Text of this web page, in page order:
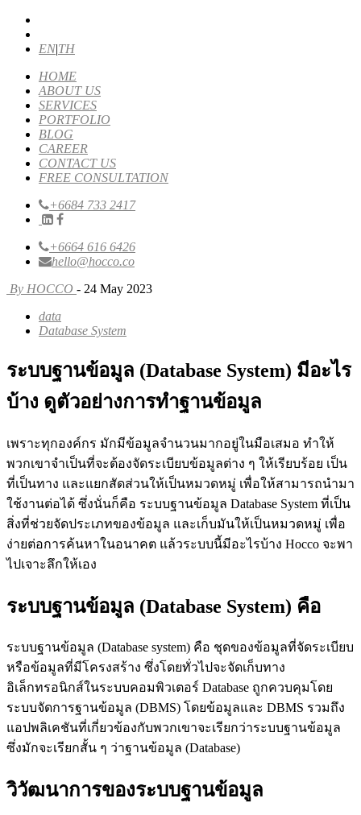
EN|TH
HOME
ABOUT US
SERVICES
PORTFOLIO
BLOG
CAREER
CONTACT US
FREE CONSULTATION
+6684 733 2417
+6664 616 6426
hello@hocco.co
By HOCCO - 24 May 2023
data
Database System
ระบบฐานข้อมูล (Database System) มีอะไร
บ้าง ดูตัวอย่างการทำฐานข้อมูล
เพราะทุกองค์กร มักมีข้อมูลจำนวนมากอยู่ในมือเสมอ ทำให้
พวกเขาจำเป็นที่จะต้องจัดระเบียบข้อมูลต่าง ๆ ให้เรียบร้อย เป็น
ที่เป็นทาง และแยกสัดส่วนให้เป็นหมวดหมู่ เพื่อให้สามารถนำมา
ใช้งานต่อได้ ซึ่งนั่นก็คือ ระบบฐานข้อมูล Database System ที่เป็น
สิ่งที่ช่วยจัดประเภทของข้อมูล และเก็บมันให้เป็นหมวดหมู่ เพื่อ
ง่ายต่อการค้นหาในอนาคต แล้วระบบนี้มีอะไรบ้าง Hocco จะพา
ไปเจาะลึกให้เอง
ระบบฐานข้อมูล (Database System) คือ
ระบบฐานข้อมูล (Database system) คือ ชุดของข้อมูลที่จัดระเบียบ
หรือข้อมูลที่มีโครงสร้าง ซึ่งโดยทั่วไปจะจัดเก็บทาง
อิเล็กทรอนิกส์ในระบบคอมพิวเตอร์ Database ถูกควบคุมโดย
ระบบจัดการฐานข้อมูล (DBMS) โดยข้อมูลและ DBMS รวมถึง
แอปพลิเคชันที่เกี่ยวข้องกับพวกเขาจะเรียกว่าระบบฐานข้อมูล
ซึ่งมักจะเรียกสั้น ๆ ว่าฐานข้อมูล (Database)
วิวัฒนาการของระบบฐานข้อมูล